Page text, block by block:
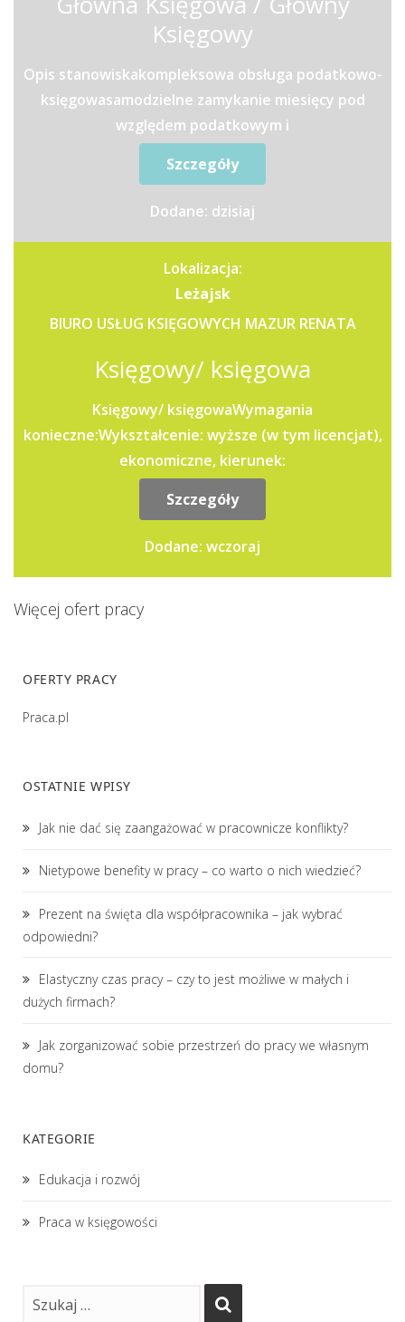
Księgowy
Opis stanowiskakompleksowa obsługa podatkowo-
księgowasamodzielne zamykanie miesięcy pod
względem podatkowym i
rachunkowymsamodzielne obliczanie zaliczek w...
Szczegóły
Dodane: dzisiaj
Lokalizacja:
Leżajsk
BIURO USŁUG KSIĘGOWYCH MAZUR RENATA
Księgowy/ księgowa
Księgowy/ księgowaWymagania
konieczne:Wykształcenie: wyższe (w tym licencjat),
ekonomiczne, kierunek:
rachunkowośćUprawnienia: Certyfikat znajomość...
Szczegóły
Dodane: wczoraj
Więcej ofert pracy
OFERTY PRACY
Praca.pl
OSTATNIE WPISY
Jak nie dać się zaangażować w pracownicze konflikty?
Nietypowe benefity w pracy – co warto o nich wiedzieć?
Prezent na święta dla współpracownika – jak wybrać
odpowiedni?
Elastyczny czas pracy – czy to jest możliwe w małych i
dużych firmach?
Jak zorganizować sobie przestrzeń do pracy we własnym
domu?
KATEGORIE
Edukacja i rozwój
Praca w księgowości